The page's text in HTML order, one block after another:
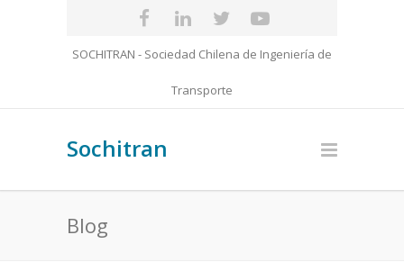
SOCHITRAN - Sociedad Chilena de Ingeniería de
Transporte
Sochitran
Blog